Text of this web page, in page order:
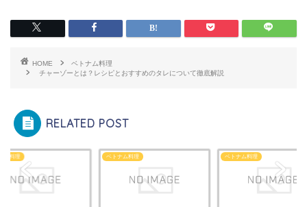
HOME
ベトナム料理
チャーゾーとは？レシピとおすすめのタレについて徹底解説
RELATED POST